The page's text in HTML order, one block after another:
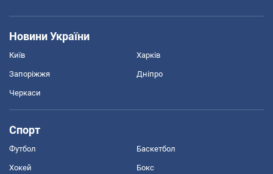
Новини України
Київ Харків
Запоріжжя Дніпро
Черкаси
Спорт
Футбол Баскетбол
Хокей Бокс